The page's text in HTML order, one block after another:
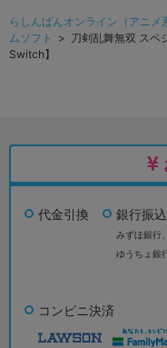
らしんばんオンライン（アニメ
ムソフト
> 刀剣乱舞無双 スペ
Switch】
代金引換 銀行振込
みずほ銀行、
ゆうちょ銀
コンビニ決済